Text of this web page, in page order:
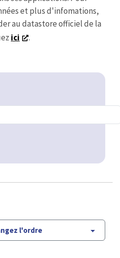
et plus d'infomations,
au datastore officiel de la
ici .
l'ordre